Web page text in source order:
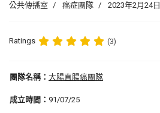
公共傳播室 癌症團隊 2023年2月24日
Ratings (3)
團隊名稱： 大腸直腸癌團隊
成立時間： 91/07/25